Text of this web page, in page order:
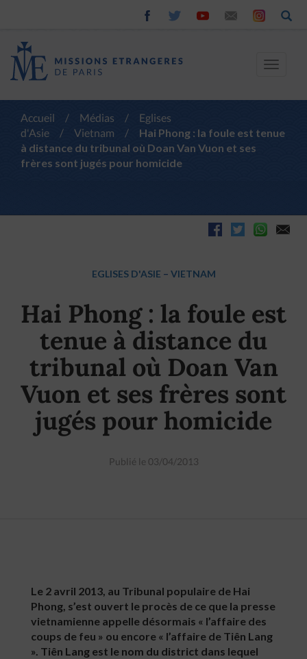
Toggle
Accueil / Médias /
Eglises
d'Asie
/ Vietnam /
Hai Phong : la foule est tenue
à distance du tribunal où Doan Van Vuon et ses
frères sont jugés pour homicide
EGLISES D'ASIE – VIETNAM
Hai Phong : la foule est
tenue à distance du
tribunal où Doan Van
Vuon et ses frères sont
jugés pour homicide
Publié le 03/04/2013
Le 2 avril 2013, au Tribunal populaire de Hai
Phong, s’est ouvert le procès de ce que la presse
vietnamienne appelle désormais « l’affaire des
coups de feu » ou encore « l’affaire de Tiên Lang
». Tiên Lang est le nom du district dans lequel